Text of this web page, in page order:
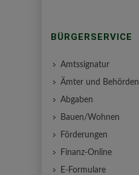
BÜRGERSERVICE
Amtssignatur
Ämter und Behörden
Abgaben
Bauen/Wohnen
Förderungen
Finanz-Online
E-Formulare